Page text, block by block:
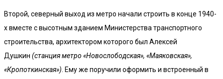
Второй, северный выход из метро начали строить в конце 1940-
х вместе с высотным зданием Министерства транспортного
строительства, архитектором которого был Алексей
Душкин (станция метро «Новослободская», «Маяковская»,
«Кропоткинская»). Ему же поручили оформить и встроенный в